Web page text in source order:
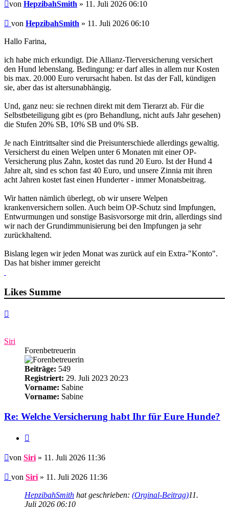
von HepzibahSmith » 11. Juli 2026 06:10
Beitrag
von HepzibahSmith » 11. Juli 2026 06:10
Hallo Farina,
ich habe mich erkundigt. Die Allianz-Tierversicherung versichert
den Hund lebenslang. Bedingung: er darf alles in allem nur Kosten
bis max. 20.000 Euro verursacht haben. Ist das der Fall, kündigen
sie, aber das ist altersunabhängig.
Und, ganz neu: sie rechnen direkt mit dem Tierarzt ab. Für die
Selbstbeteiligung gibt es (pro Behandlung, nicht aufs Jahr gesehen)
die Stufen 20% SB, 10% SB und 0% SB.
Je nach Eintrittsalter sind die Preisunterschiede allerdings gewaltig.
Versicherst du einen Welpen unter 6 Monaten mit einer OP-
Versicherung plus Zahn, kostet das rund 20 Euro. Ist der Hund 4
Jahre alt, sind es schon fast 40 Euro, und unsere Zinnia mit ihren
acht Jahren kostet fast einen Hunderter - immer Monatsbeitrag.
Wir hatten nämlich überlegt, ob wir unsere Welpen
krankenversichern sollen. Auch beim OP-Schutz sind Impfungen,
Entwurmungen und sonstige Basisvorsorge mit drin, allerdings sind
wir nach der Grundimmunisierung bei den Impfungen ja sehr
zurückhaltend.
Bislang legen wir jeden Monat was zurück auf ein Extra-"Konto".
Das hat bisher immer gereicht
Likes Summe
Siri
Forenbetreuerin
Beiträge: 549
Registriert: 29. Juli 2023 20:23
Vorname: Sabine
Vorname: Sabine
Re: Welche Versicherung habt Ihr für Eure Hunde?
Beitrag
von Siri » 11. Juli 2026 11:36
Beitrag
von Siri » 11. Juli 2026 11:36
HepzibahSmith hat geschrieben: (Orginal-Beitrag)11.
Juli 2026 06:10